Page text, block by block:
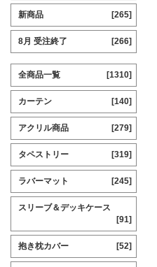
新商品 [265]
8月 受注終了 [266]
全商品一覧 [1310]
カーテン [140]
アクリル商品 [279]
タペストリー [319]
ラバーマット [245]
スリーブ＆デッキケース
[91]
抱き枕カバー [52]